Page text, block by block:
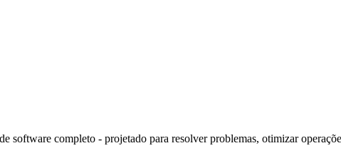
software completo - projetado para resolver problemas, otimizar